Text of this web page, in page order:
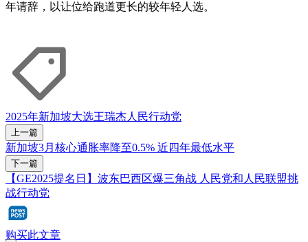
年请辞，以让位给跑道更长的较年轻人选。
2025年新加坡大选王瑞杰人民行动党
上一篇
新加坡3月核心通胀率降至0.5% 近四年最低水平
下一篇
【GE2025提名日】波东巴西区爆三角战 人民党和人民联盟挑
战行动党
购买此文章